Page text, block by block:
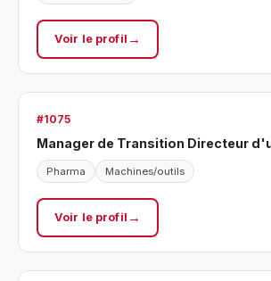
Voir le profil
#1075
Manager de Transition Directeur
Pharma Machines/outils
Voir le profil